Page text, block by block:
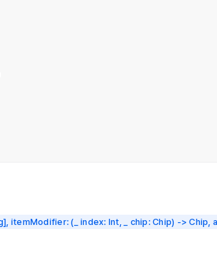
itemModifier: (_ index: Int, _ chip: Chip) -> Chip,